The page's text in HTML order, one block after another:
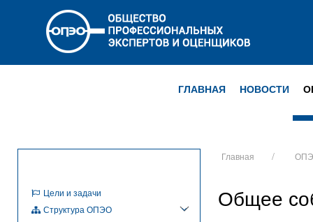
ГЛАВНАЯ НОВОСТИ
Главная
Общее
Цели и задачи
Структура ОПЭО